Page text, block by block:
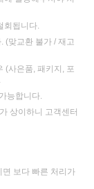
회됩니다.
(맞교환 불가 / 재고
(사은품, 패키지, 포
능합니다.
상이하니 고객센터
면 보다 빠른 처리가